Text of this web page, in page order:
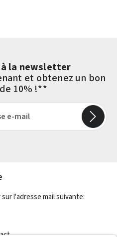
la newsletter
et obtenez un bon
10% !**
l'adresse mail suivante:
.